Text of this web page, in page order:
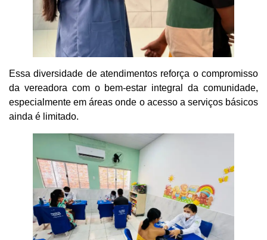
Essa diversidade de atendimentos reforça o compromisso
da vereadora com o bem-estar integral da comunidade,
especialmente em áreas onde o acesso a serviços básicos
ainda é limitado.